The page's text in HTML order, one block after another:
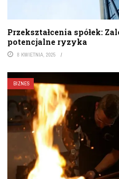
Przekształcenia spółek:
potencjalne ryzyka
8 KWIETNIA, 2025
BIZNES